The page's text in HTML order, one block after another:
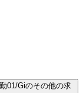
01/Giのその他の求